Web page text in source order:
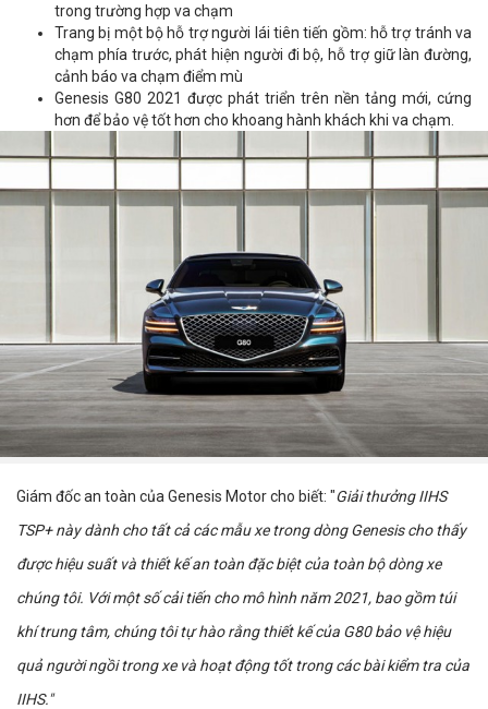
trong trường hợp va chạm
Trang bị một bộ hỗ trợ người lái tiên tiến gồm: hỗ trợ tránh va
chạm phía trước, phát hiện người đi bộ, hỗ trợ giữ làn đường,
cảnh báo va chạm điểm mù
Genesis G80 2021 được phát triển trên nền tảng mới, cứng
hơn để bảo vệ tốt hơn cho khoang hành khách khi va chạm.
Giám đốc an toàn của Genesis Motor cho biết: "Giải thưởng IIHS
TSP+ này dành cho tất cả các mẫu xe trong dòng Genesis cho thấy
được hiệu suất và thiết kế an toàn đặc biệt của toàn bộ dòng xe
chúng tôi. Với một số cải tiến cho mô hình năm 2021, bao gồm túi
khí trung tâm, chúng tôi tự hào rằng thiết kế của G80 bảo vệ hiệu
quả người ngồi trong xe và hoạt động tốt trong các bài kiểm tra của
IIHS."